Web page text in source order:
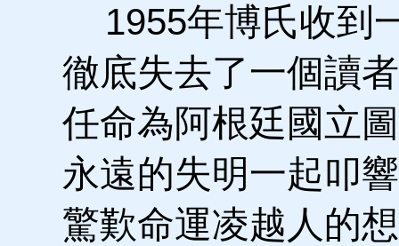
1955年博氏收到
徹底失去了一個讀
任命為阿根廷國立
永遠的失明一起叩
驚歎命運凌越人的